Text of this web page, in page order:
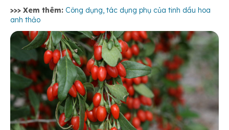
>>> Xem thêm: Công dụng, tác dụng phụ của tinh dầu hoa
anh thảo